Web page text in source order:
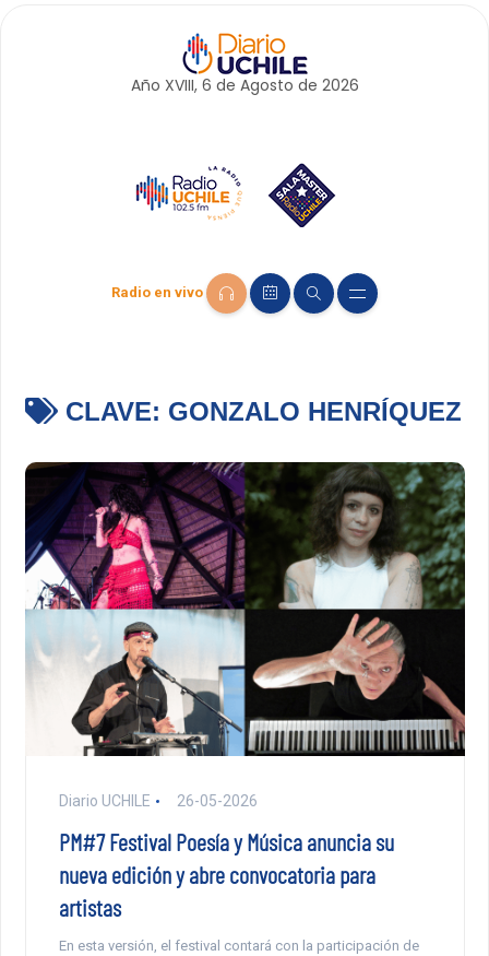
Año XVIII, 6 de Agosto de 2026
Radio en vivo
CLAVE: GONZALO HENRÍQUEZ
Diario UCHILE 26-05-2026
PM#7 Festival Poesía y Música anuncia su
nueva edición y abre convocatoria para
artistas
En esta versión, el festival contará con la participación de